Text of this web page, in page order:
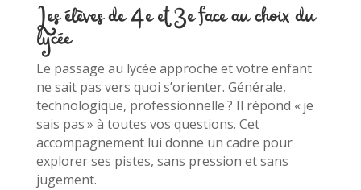
Les élèves de 4e et 3e face au choix du
lycée
Le passage au lycée approche et votre enfant
ne sait pas vers quoi s’orienter. Générale,
technologique, professionnelle ? Il répond « je
sais pas » à toutes vos questions. Cet
accompagnement lui donne un cadre pour
explorer ses pistes, sans pression et sans
jugement.